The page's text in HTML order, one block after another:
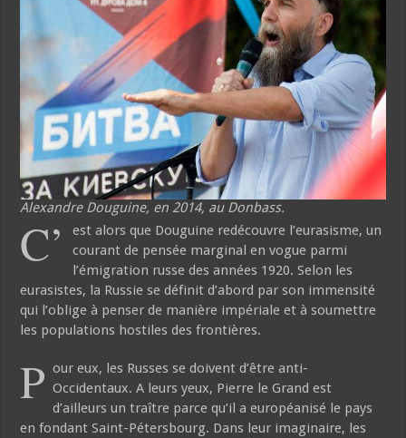
Alexandre Douguine, en 2014, au Donbass.
C’
est alors que Douguine redécouvre l’eurasisme, un
courant de pensée marginal en vogue parmi
l’émigration russe des années 1920. Selon les
eurasistes, la Russie se définit d’abord par son immensité
qui l’oblige à penser de manière impériale et à soumettre
les populations hostiles des frontières.
P our eux, les Russes se doivent d’être anti-
Occidentaux. A leurs yeux, Pierre le Grand est
d’ailleurs un traître parce qu’il a européanisé le pays
en fondant Saint-Pétersbourg. Dans leur imaginaire, les